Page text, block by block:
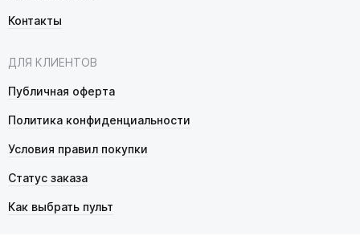
Контакты
ДЛЯ КЛИЕНТОВ
Публичная оферта
Политика конфиденциальности
Условия правил покупки
Статус заказа
Как выбрать пульт